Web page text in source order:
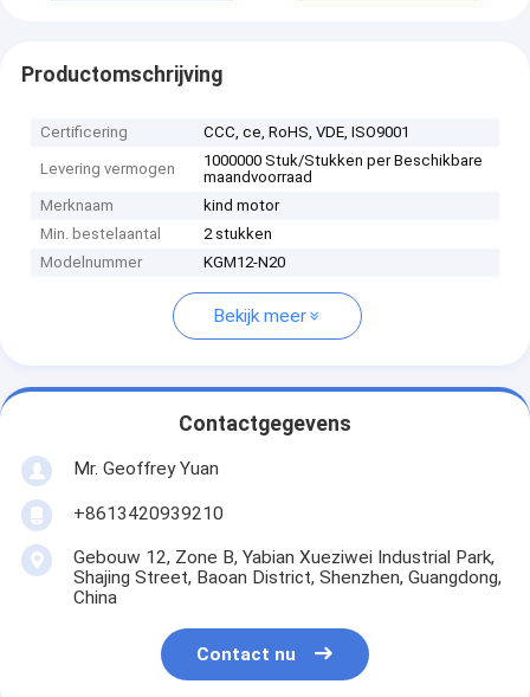
Productomschrijving
Certificering CCC, ce, RoHS, VDE, ISO9001
Levering vermogen
1000000 Stuk/Stukken per Beschikbare
maandvoorraad
Merknaam
kind motor
Min. bestelaantal
2 stukken
Modelnummer
KGM12-N20
Bekijk meer
Contactgegevens
Mr. Geoffrey Yuan
+8613420939210
Gebouw 12, Zone B, Yabian Xueziwei Industrial Park,
Shajing Street, Baoan District, Shenzhen, Guangdong,
China
Contact nu